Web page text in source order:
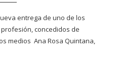
entrega de uno de los
concedidos de
medios Ana Rosa Quintana,